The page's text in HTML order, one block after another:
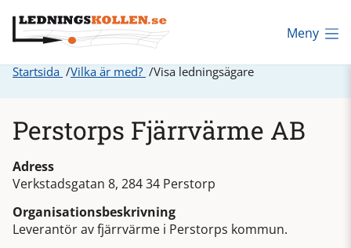
Meny
Startsida Vilka är med? Visa ledningsägare
Perstorps Fjärrvärme AB
Adress
Verkstadsgatan 8, 284 34 Perstorp
Organisationsbeskrivning
Leverantör av fjärrvärme i Perstorps kommun.